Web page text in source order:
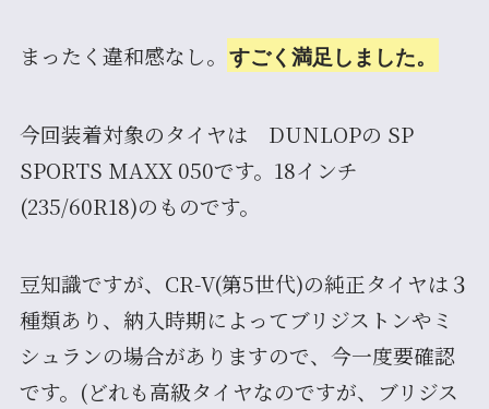
まったく違和感なし。 すごく満足しました。
今回装着対象のタイヤは DUNLOPの SP
SPORTS MAXX 050です。18インチ
(235/60R18)のものです。
豆知識ですが、CR-V(第5世代)の純正タイヤは３
種類あり、納入時期によってブリジストンやミ
シュランの場合がありますので、今一度要確認
です。(どれも高級タイヤなのですが、ブリジス